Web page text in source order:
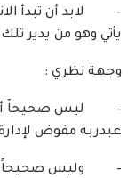
يأتي وهو من يدير
وجهة نظري :
– ليس صحيحاً أن
عبدربه مفوض
– وليس صحيحاً أن